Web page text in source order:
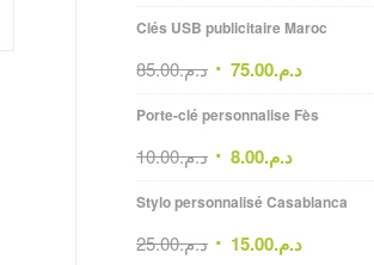
Clés USB publicitaire Maroc
د.م.85.00 د.م.75.00
Porte-clé personnalise Fès
د.م.10.00 د.م.8.00
Stylo personnalisé Casablanca
د.م.25.00 د.م.15.00